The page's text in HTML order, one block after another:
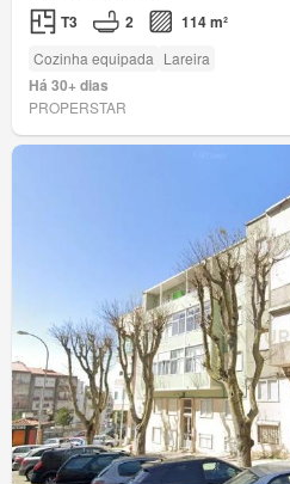
T3 2 114 m²
Cozinha equipada Lareira
Há 30+ dias
PROPERSTAR